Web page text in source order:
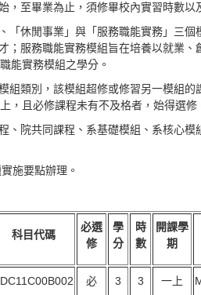
，至畢業為止，須修畢校內實習時數
休閒事業」與「服務職能實務」三
；服務職能實務模組旨在培養以就業
能實務模組之學分。
組類別，該模組超修或修習另一模組
，且必修課程未有不及格者，始得選修
、院共同課程、系基礎模組、系核心
施要點辦理。
科目代碼
必選
修
學
分
時
數
開課學
期
必 3 3 一上